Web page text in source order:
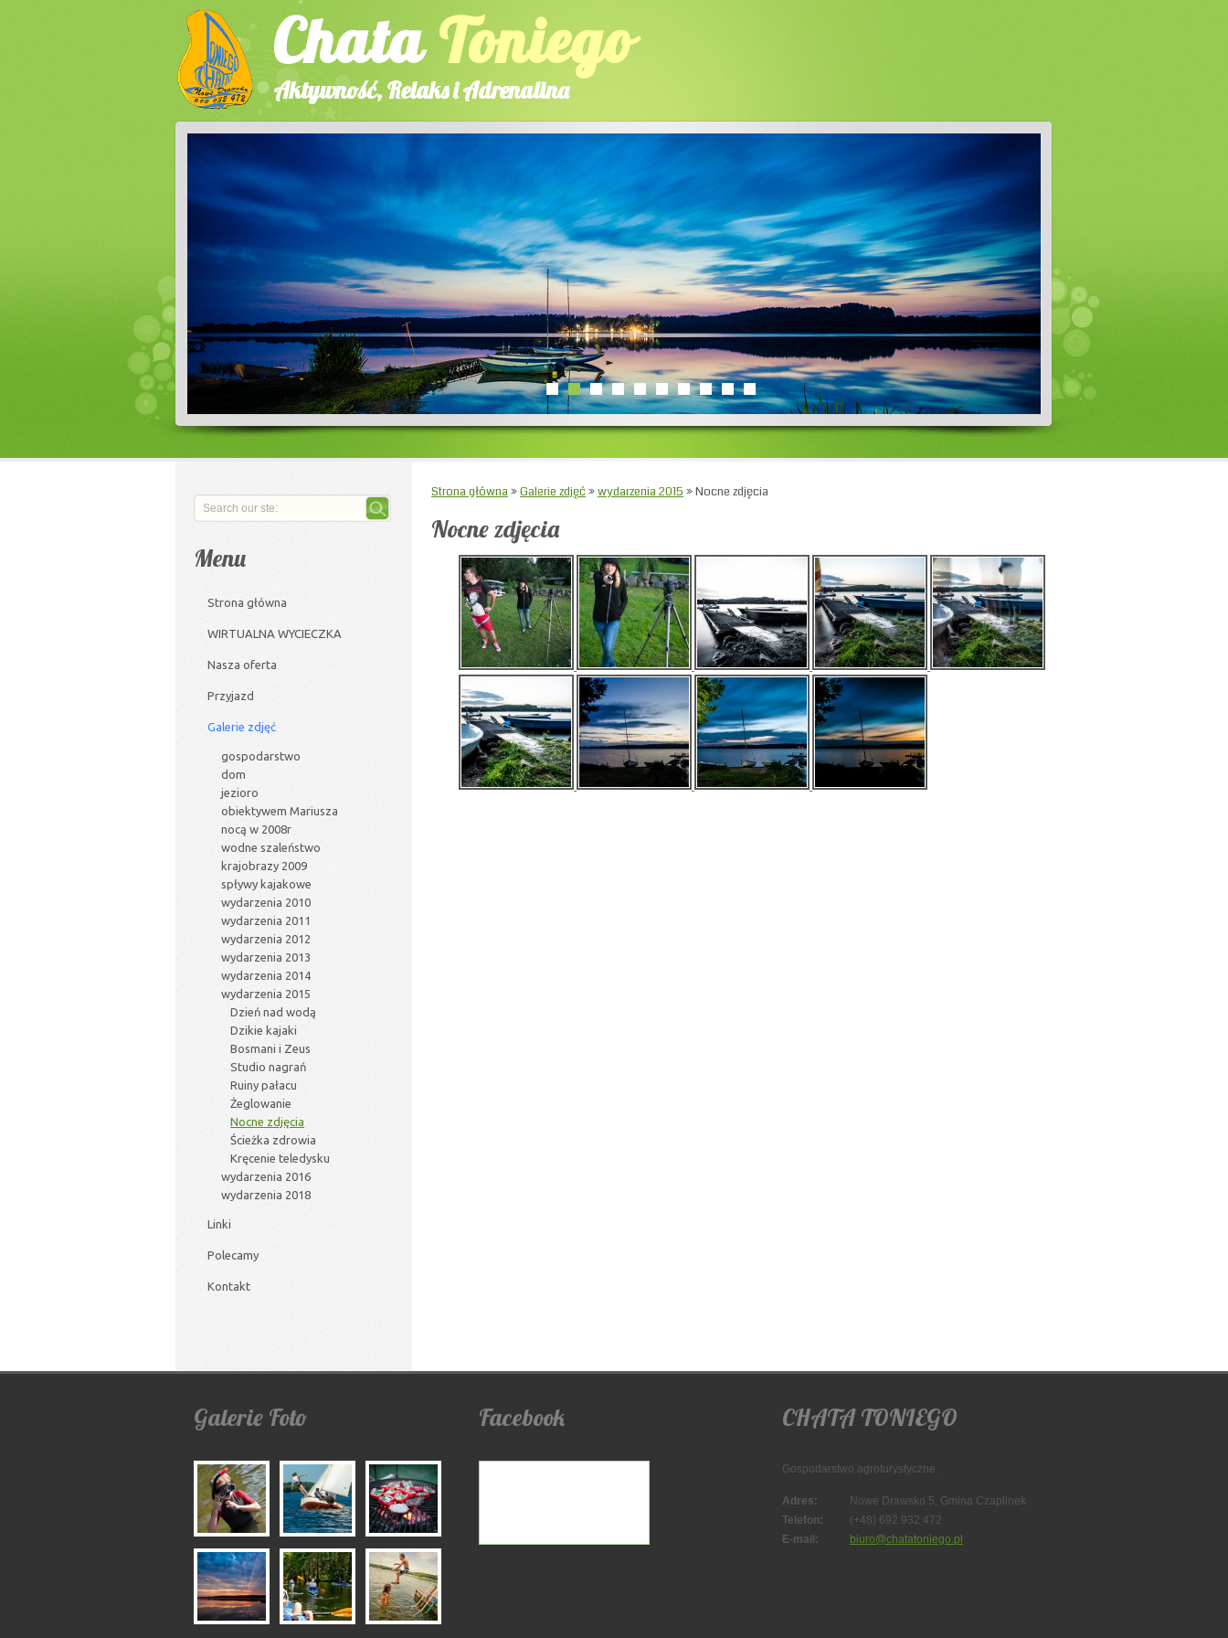
ChataToniego
Aktywność, Relaks i Adrenalina
Strona główna »Galerie zdjęć»wydarzenia 2015 »Nocne zdjęcia
Nocne zdjęcia
Menu
Strona główna
WIRTUALNA WYCIECZKA
Nasza oferta
Przyjazd
Galerie zdjęć
gospodarstwo
dom
jezioro
obiektywem Mariusza
nocą w 2008r
wodne szaleństwo
krajobrazy 2009
spływy kajakowe
wydarzenia 2010
wydarzenia 2011
wydarzenia 2012
wydarzenia 2013
wydarzenia 2014
wydarzenia 2015
Dzień nad wodą
Dzikie kajaki
Bosmani i Zeus
Studio nagrań
Ruiny pałacu
Żeglowanie
Nocne zdjęcia
Ścieżka zdrowia
Kręcenie teledysku
wydarzenia 2016
wydarzenia 2018
Linki
Polecamy
Kontakt
Galerie Foto Facebook CHATA TONIEGO
Gospodarstwo agroturystyczne.
Adres:
Nowe Drawsko 5, Gmina Czaplinek
Telefon:
(+48) 692 932 472
E-mail:
biuro@chatatoniego.pl